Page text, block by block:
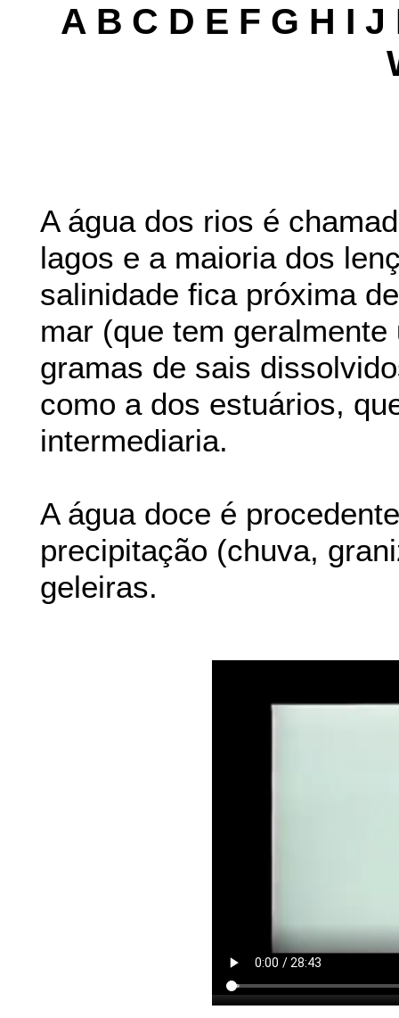
A B C D E F G H I
A água dos rios é
lagos e a maioria dos
salinidade fica próxima
mar (que tem
gramas de sais
como a dos estuários,
intermediaria.
A água doce é
precipitação (chuva,
geleiras.